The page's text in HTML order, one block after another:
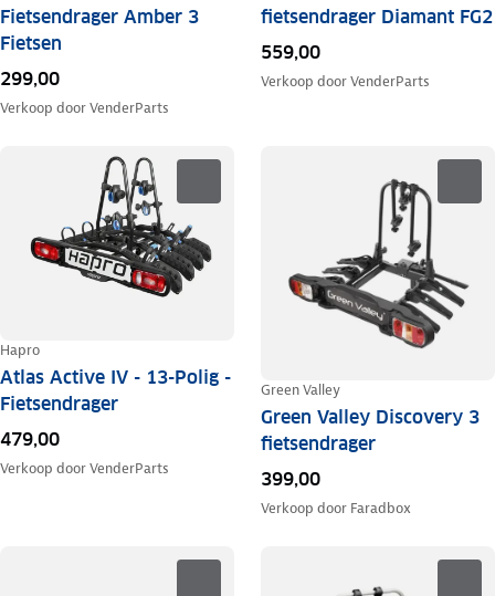
Fietsendrager Amber 3
Fietsen
299,00
Verkoop doorVenderParts
fietsendrager Diamant FG2
559,00
Verkoop doorVenderParts
Hapro
Atlas Active IV - 13-Polig -
Fietsendrager
479,00
Verkoop doorVenderParts
Green Valley
Green Valley Discovery 3
fietsendrager
399,00
Verkoop door Faradbox